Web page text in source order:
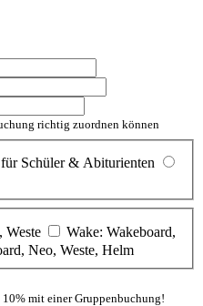
richtig zuordnen können
Schüler & Abiturienten
Weste
Wake: Wakeboard,
Neo, Weste, Helm
10% mit einer Gruppenbuchung!